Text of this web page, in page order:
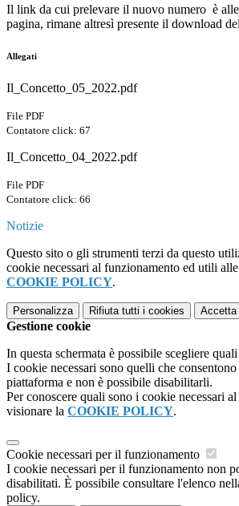
Il link da cui prelevare il nuovo numero è
pagina, rimane altresì presente il download
Allegati
Il_Concetto_05_2022.pdf
File PDF
Contatore click: 67
Il_Concetto_04_2022.pdf
File PDF
Contatore click: 66
Notizie
Questo sito o gli strumenti terzi da questo
cookie necessari al funzionamento ed utili
COOKIE POLICY.
Personalizza Rifiuta tutti i cookies Accetta
Gestione cookie
In questa schermata è possibile scegliere
I cookie necessari sono quelli che
piattaforma e non è possibile disabilitarli.
Per conoscere quali sono i cookie necessari
visionare la COOKIE POLICY.
Cookie necessari per il funzionamento
I cookie necessari per il funzionamento non
disabilitati. È possibile consultare l'elenco
policy.